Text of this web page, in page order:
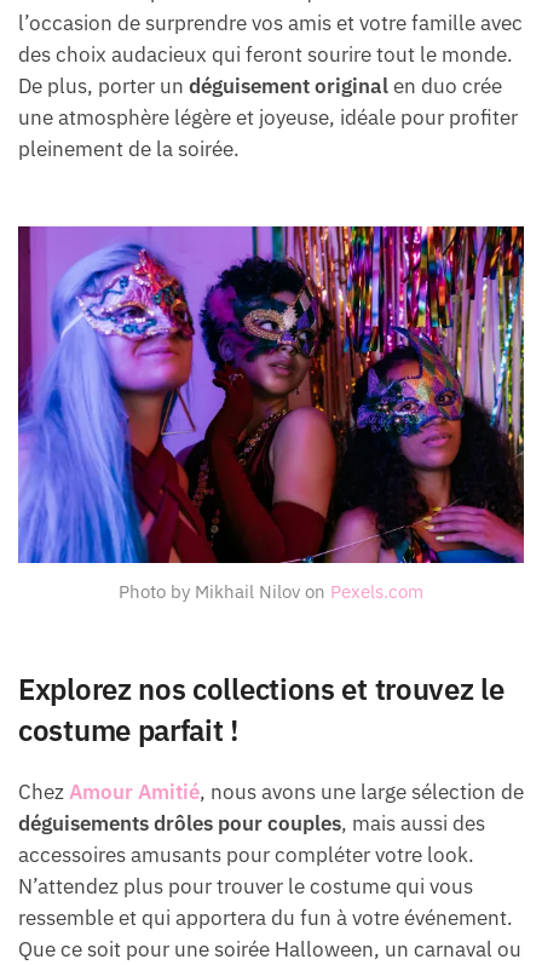
l’occasion de surprendre vos amis et votre famille avec
des choix audacieux qui feront sourire tout le monde.
De plus, porter un déguisement originalen duo crée
une atmosphère légère et joyeuse, idéale pour profiter
pleinement de la soirée.
Photo by Mikhail Nilov on Pexels.com
Explorez nos collections et trouvez le
costume parfait !
ChezAmour Amitié, nous avons une large sélection de
déguisements drôles pour couples, mais aussi des
accessoires amusants pour compléter votre look.
N’attendez plus pour trouver le costume qui vous
ressemble et qui apportera du fun à votre événement.
Que ce soit pour une soirée Halloween, un carnaval ou